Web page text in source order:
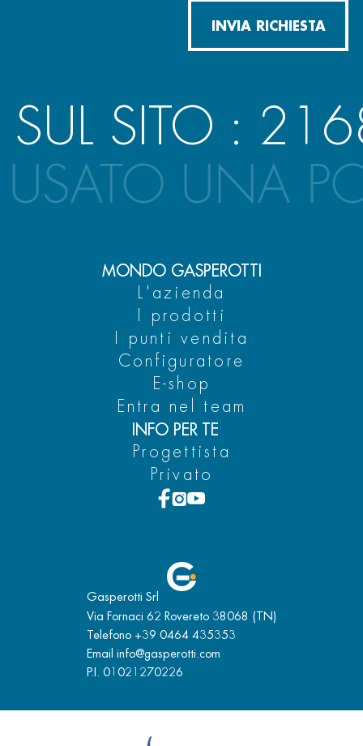
INVIA RICHIESTA
SITO :2168
UNA
MONDO GASPEROTTI
L'azienda
I prodotti
I punti vendita
Configuratore
E-shop
Entra nel team
INFO PER TE
Progettista
Privato
Gasperotti Srl
Via Fornaci 62 Rovereto 38068 (TN)
Telefono +39 0464 435353
Email info@gasperotti.com
P.I. 01021270226